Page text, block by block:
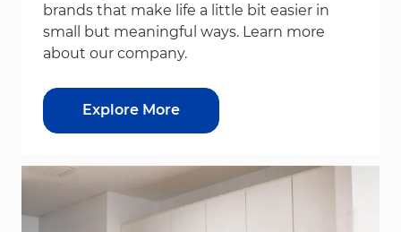
brands that make life a little bit easier in
small but meaningful ways. Learn more
about our company.
Explore More